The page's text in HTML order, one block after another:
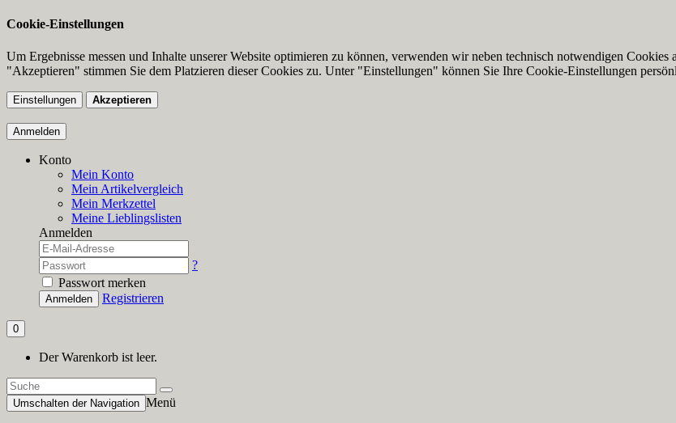
Cookie-Einstellungen
Um Ergebnisse messen und Inhalte unserer Website optimieren zu können, verwenden wir neben technisch notwendigen
"Akzeptieren" stimmen Sie dem Platzieren dieser Cookies zu. Unter "Einstellungen" können Sie Ihre Cookie-Einstellungen
Einstellungen Akzeptieren
Anmelden
Konto
Mein Konto
Mein Artikelvergleich
Mein Merkzettel
Meine Lieblingslisten
Anmelden
?
Passwort merken
Anmelden Registrieren
0
Der Warenkorb ist leer.
Umschalten der Navigation Menü